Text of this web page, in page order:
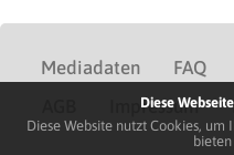
Mediadaten FAQ
Impressum
Diese
Diese Website nutzt Cookies,